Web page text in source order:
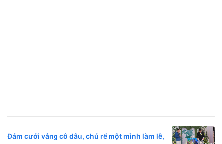
Đám cưới vắng cô dâu, chú rể một mình làm lễ,